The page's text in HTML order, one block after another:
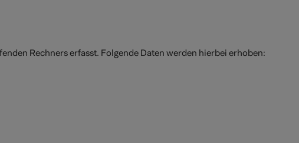
Rechners erfasst. Folgende Daten werden hierbei erhoben: